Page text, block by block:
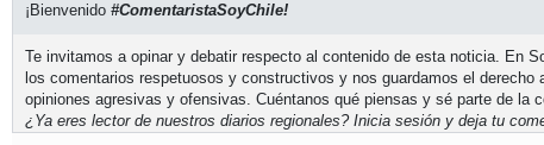
¡Bienvenido #ComentaristaSoyChile!
Te invitamos a opinar y debatir respecto al contenido de esta noticia. En
los comentarios respetuosos y constructivos y nos guardamos el derecho
opiniones agresivas y ofensivas. Cuéntanos qué piensas y sé parte de la
¿Ya eres lector de nuestros diarios regionales? Inicia sesión y deja tu